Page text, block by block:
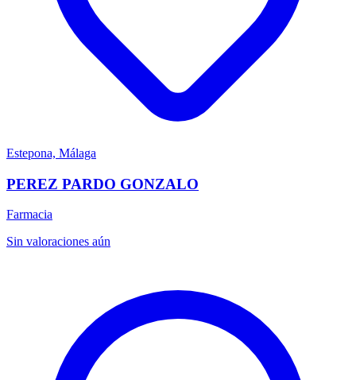
Estepona, Málaga
PEREZ PARDO GONZALO
Farmacia
Sin valoraciones aún